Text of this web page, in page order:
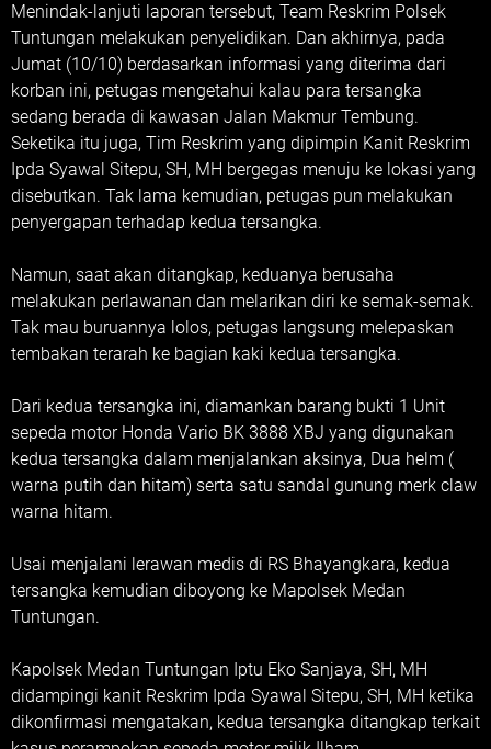
Menindak-lanjuti laporan tersebut, Team Reskrim Polsek
Tuntungan melakukan penyelidikan. Dan akhirnya, pada
Jumat (10/10) berdasarkan informasi yang diterima dari
korban ini, petugas mengetahui kalau para tersangka
sedang berada di kawasan Jalan Makmur Tembung.
Seketika itu juga, Tim Reskrim yang dipimpin Kanit Reskrim
Ipda Syawal Sitepu, SH, MH bergegas menuju ke lokasi yang
disebutkan. Tak lama kemudian, petugas pun melakukan
penyergapan terhadap kedua tersangka.
Namun, saat akan ditangkap, keduanya berusaha
melakukan perlawanan dan melarikan diri ke semak-semak.
Tak mau buruannya lolos, petugas langsung melepaskan
tembakan terarah ke bagian kaki kedua tersangka.
Dari kedua tersangka ini, diamankan barang bukti 1 Unit
sepeda motor Honda Vario BK 3888 XBJ yang digunakan
kedua tersangka dalam menjalankan aksinya, Dua helm (
warna putih dan hitam) serta satu sandal gunung merk claw
warna hitam.
Usai menjalani lerawan medis di RS Bhayangkara, kedua
tersangka kemudian diboyong ke Mapolsek Medan
Tuntungan.
Kapolsek Medan Tuntungan Iptu Eko Sanjaya, SH, MH
didampingi kanit Reskrim Ipda Syawal Sitepu, SH, MH ketika
dikonfirmasi mengatakan, kedua tersangka ditangkap terkait